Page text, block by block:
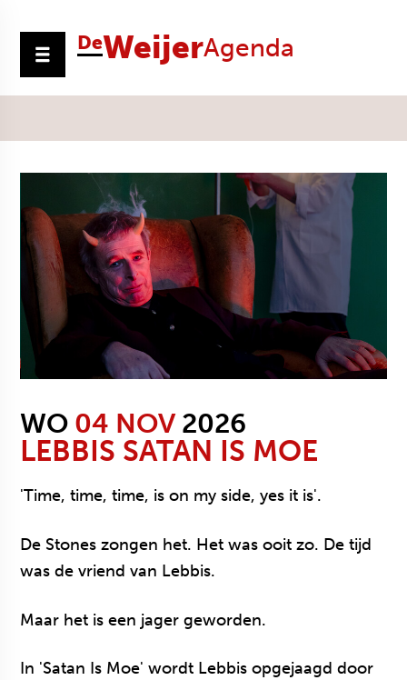
DeWeijerAgenda
WO 04 NOV2026
LEBBIS SATAN IS MOE
'Time, time, time, is on my side, yes it is'.
De Stones zongen het. Het was ooit zo. De tijd
was de vriend van Lebbis.
Maar het is een jager geworden.
In 'Satan Is Moe' wordt Lebbis opgejaagd door